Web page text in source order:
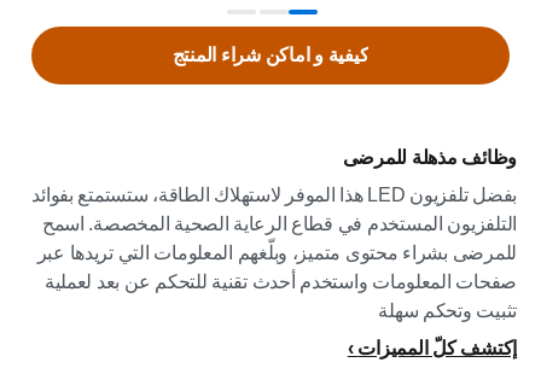
وظائف مذهلة للمرضى
بفضل تلفزيون LED هذا الموفر لاستهلاك الطاقة، ستستمتع بفوائد
التلفزيون المستخدم في قطاع الرعاية الصحية المخصصة. اسمح
للمرضى بشراء محتوى متميز، وبلّغهم المعلومات التي تريدها عبر
صفحات المعلومات واستخدم أحدث تقنية للتحكم عن بعد لعملية
تثبيت وتحكم سهلة
إكتشف كلّ المميزات
كيفية و اماكن شراء المنتج